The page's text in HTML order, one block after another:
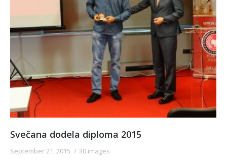
Svečana dodela diploma 2015
September 21, 2015 30 images